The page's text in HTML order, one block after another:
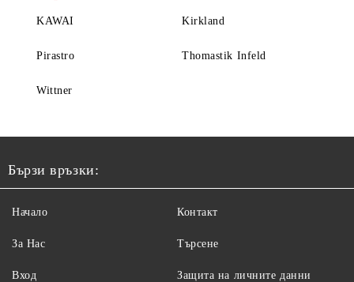
KAWAI Kirkland
Pirastro Thomastik Infeld
Wittner
Бързи връзки:
Начало
За Нас
Вход
Контакт
Търсене
Защита на личните данни